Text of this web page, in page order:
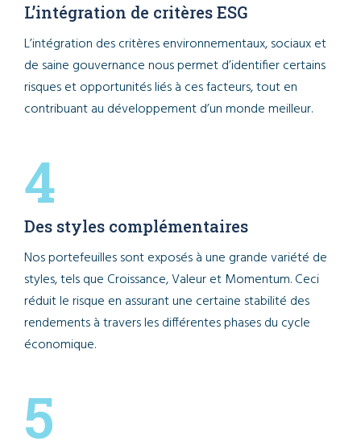
L’intégration de critères ESG
L’intégration des critères environnementaux, sociaux et
de saine gouvernance nous permet d’identifier certains
risques et opportunités liés à ces facteurs, tout en
contribuant au développement d’un monde meilleur.
4
Des styles complémentaires
Nos portefeuilles sont exposés à une grande variété de
styles, tels que Croissance, Valeur et Momentum. Ceci
réduit le risque en assurant une certaine stabilité des
rendements à travers les différentes phases du cycle
économique.
5